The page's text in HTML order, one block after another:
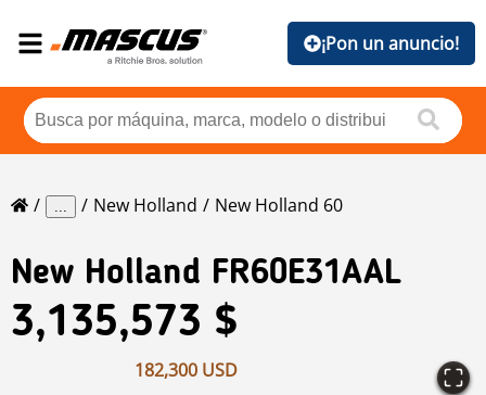
¡Pon un anuncio!
... New Holland New Holland 60
New Holland FR60E31AAL
3,135,573 $
182,300 USD